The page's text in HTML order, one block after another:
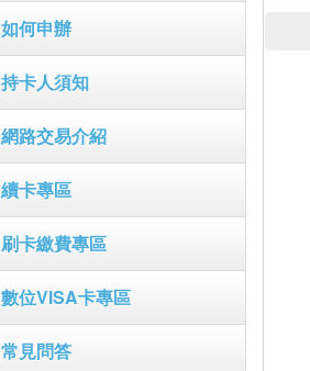
如何申辦
持卡人須知
網路交易介紹
續卡專區
刷卡繳費專區
數位VISA卡專區
常見問答